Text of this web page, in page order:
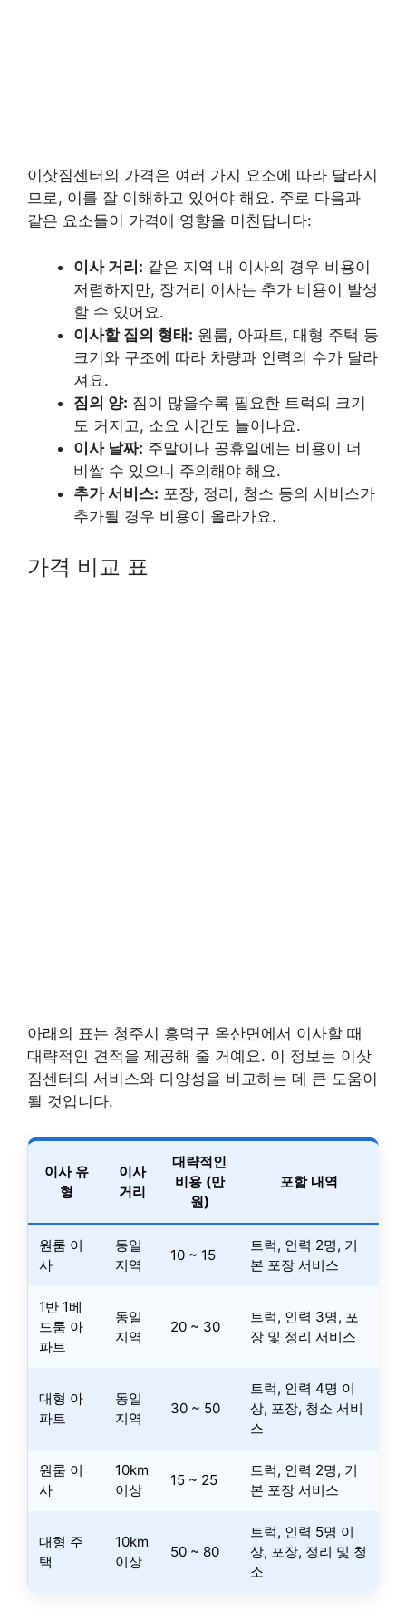
이삿짐센터의 가격은 여러 가지 요소에 따라 달라지
므로, 이를 잘 이해하고 있어야 해요. 주로 다음과
같은 요소들이 가격에 영향을 미친답니다:
이사 거리: 같은 지역 내 이사의 경우 비용이
저렴하지만, 장거리 이사는 추가 비용이 발생
할 수 있어요.
이사할 집의 형태: 원룸, 아파트, 대형 주택 등
크기와 구조에 따라 차량과 인력의 수가 달라
져요.
짐의 양: 짐이 많을수록 필요한 트럭의 크기
도 커지고, 소요 시간도 늘어나요.
이사 날짜: 주말이나 공휴일에는 비용이 더
비쌀 수 있으니 주의해야 해요.
추가 서비스: 포장, 정리, 청소 등의 서비스가
추가될 경우 비용이 올라가요.
가격 비교 표
아래의 표는 청주시 흥덕구 옥산면에서 이사할 때
대략적인 견적을 제공해 줄 거예요. 이 정보는 이삿
짐센터의 서비스와 다양성을 비교하는 데 큰 도움이
될 것입니다.
이사 유
형
이사
거리
대략적인
비용 (만
원)
포함 내역
원룸 이
사
동일
지역
10 ~ 15
트럭, 인력 2명, 기
본 포장 서비스
1반 1베
드룸 아
파트
동일
지역
20 ~ 30
트럭, 인력 3명, 포
장 및 정리 서비스
대형 아
파트
동일
지역
30 ~ 50
트럭, 인력 4명 이
상, 포장, 청소 서비
스
원룸 이
사
10km
이상
15 ~ 25
트럭, 인력 2명, 기
본 포장 서비스
대형 주
택
10km
이상
50 ~ 80
트럭, 인력 5명 이
상, 포장, 정리 및 청
소